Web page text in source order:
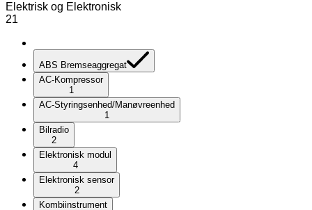
Elektrisk og Elektronisk
21
ABS Bremseaggregat
AC-Kompressor
1
AC-Styringsenhed/Manøvreenhed
1
Bilradio
2
Elektronisk modul
4
Elektronisk sensor
2
Kombiinstrument